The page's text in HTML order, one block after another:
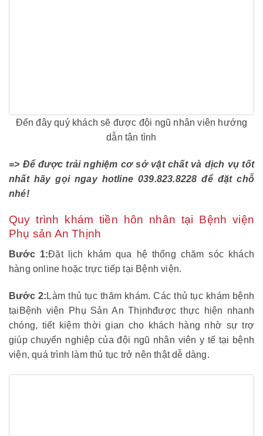
Đến đây quý khách sẽ được đội ngũ nhân viên hướng
dẫn tận tình
=> Để được trải nghiệm cơ sở vật chất và dịch vụ tốt
nhất hãy gọi ngay hotline 039.823.8228 để đặt chỗ
nhé!
Quy trình khám tiền hôn nhân tại Bệnh viện
Phụ sản An Thịnh
Bước 1:Đặt lịch khám qua hệ thống chăm sóc khách
hàng online hoặc trực tiếp tại Bệnh viện.
Bước 2: Làm thủ tục thăm khám. Các thủ tục khám bệnh
tại Bệnh viện Phụ Sản An Thịnhđược thực hiện nhanh
chóng, tiết kiệm thời gian cho khách hàng nhờ sự trợ
giúp chuyển nghiệp của đội ngũ nhân viên y tế tại bệnh
viện, quá trình làm thủ tục trở nên thật dễ dàng.